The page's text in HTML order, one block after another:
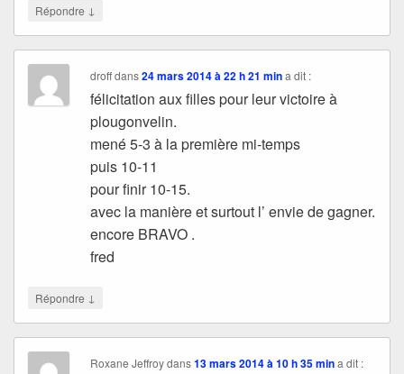
Répondre ↓
droffdans24 mars 2014 à 22 h 21 min a dit :
félicitation aux filles pour leur victoire à
plougonvelin.
mené 5-3 à la première mi-temps
puis 10-11
pour finir 10-15.
avec la manière et surtout l’ envie de gagner.
encore BRAVO .
fred
Répondre ↓
Roxane Jeffroydans13 mars 2014 à 10 h 35 min a dit :